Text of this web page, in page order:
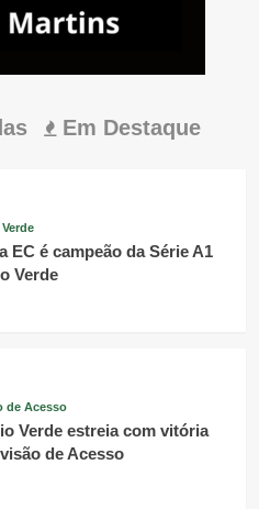
Em Destaque
EC é campeão da Série A1
Verde
de Acesso
Verde estreia com vitória
de Acesso